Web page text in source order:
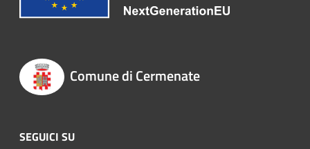
Comune di Cermenate
SEGUICI SU